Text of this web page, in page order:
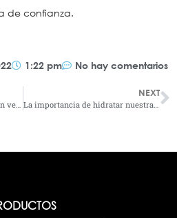
de confianza.
1:22 pm No hay comentarios
7 consejos para cuidar la piel en verano
NEXT
La importancia de hidratar nuestra piel tras la vuelta de vacaciones